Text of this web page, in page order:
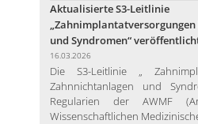
Aktualisierte S3-Leitlinie
und Syndromen“
16.03.2026
Die S3-Leitlinie „
Zahnnichtanlagen und
Regularien der AWMF
Wissenschaftlichen